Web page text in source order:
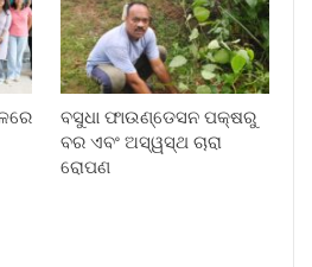
ବସୁଧା ଫାଉଣ୍ଡେସନ ପକ୍ଷରୁ
ବର ଏବଂ ଅସ୍ୱସ୍ଥ ଚାରା
ରୋପଣ